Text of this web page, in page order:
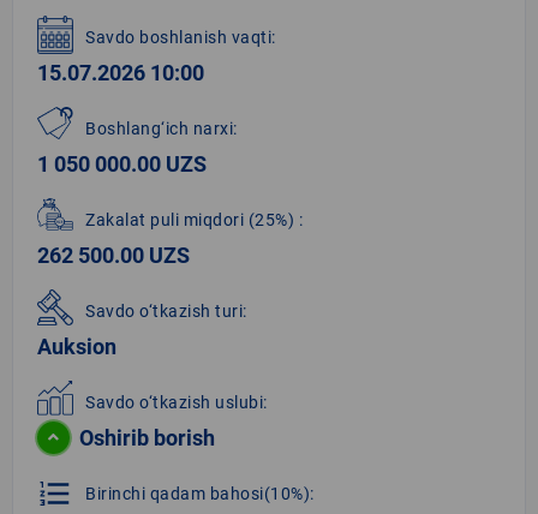
Savdo boshlanish vaqti:
15.07.2026 10:00
Boshlang‘ich narxi:
1 050 000.00 UZS
Zakalat puli miqdori (25%) :
262 500.00 UZS
Savdo o‘tkazish turi:
Auksion
Savdo o‘tkazish uslubi:
Oshirib borish
format_list_numbered Birinchi qadam bahosi(10%):